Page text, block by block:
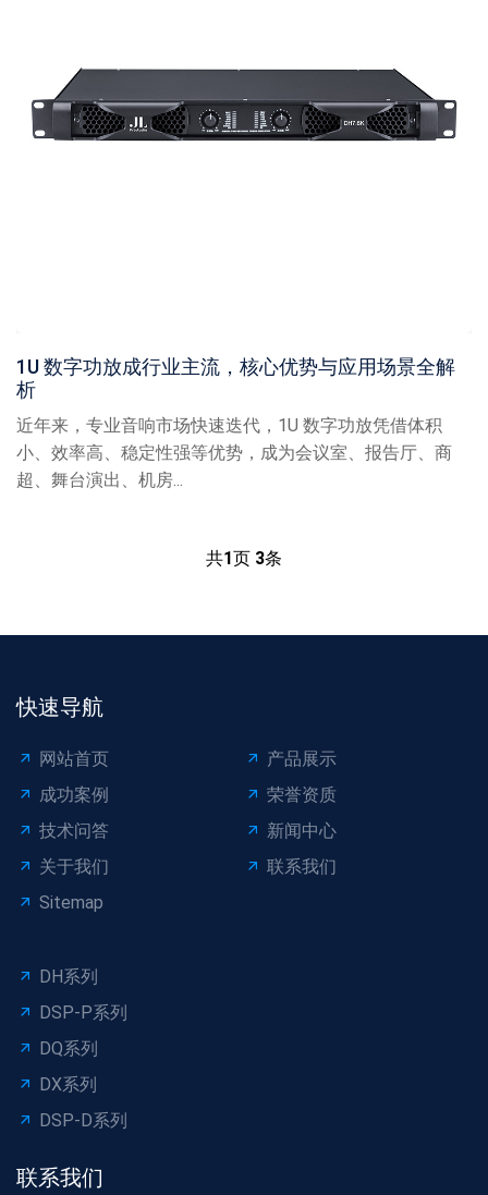
1U 数字功放成行业主流，核心优势与应用场景全解
析
近年来，专业音响市场快速迭代，1U 数字功放凭借体积
小、效率高、稳定性强等优势，成为会议室、报告厅、商
超、舞台演出、机房...
共1页 3条
快速导航
网站首页
产品展示
成功案例
荣誉资质
技术问答
新闻中心
关于我们
联系我们
Sitemap
DH系列
DSP-P系列
DQ系列
DX系列
DSP-D系列
联系我们